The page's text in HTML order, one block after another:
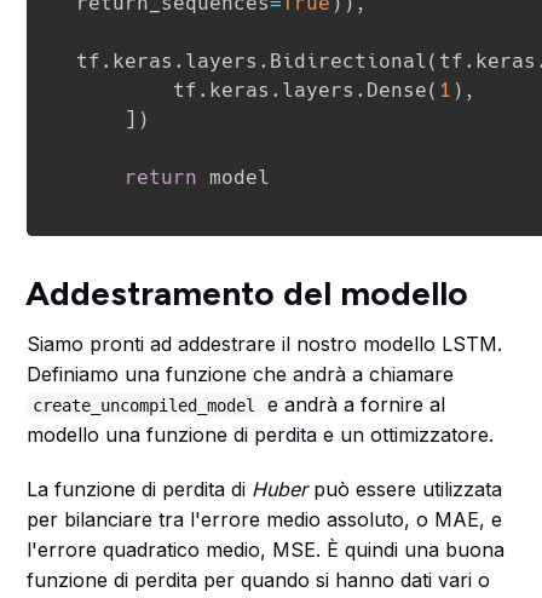
tf . keras . layers . Bidirectional( tf . keras
        tf
. keras . layers . Dense( 1 ) ,
] )
return model
Addestramento del modello
Siamo pronti ad addestrare il nostro modello LSTM.
Definiamo una funzione che andrà a chiamare
create_uncompiled_model
e andrà a fornire al
modello una funzione di perdita e un ottimizzatore.
La funzione di perdita di Huberpuò essere utilizzata
per bilanciare tra l'errore medio assoluto, o MAE, e
l'errore quadratico medio, MSE. È quindi una buona
funzione di perdita per quando si hanno dati vari o